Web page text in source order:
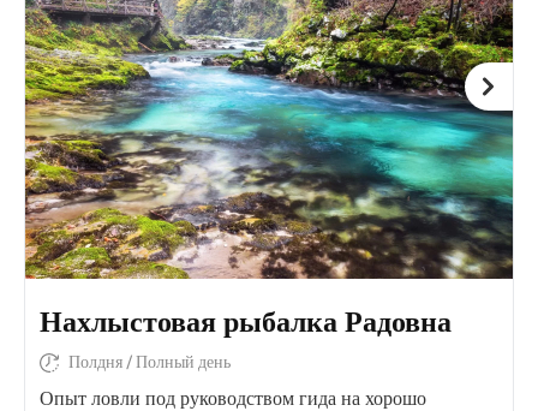
Нахлыстовая рыбалка Радовна
Полдня / Полный день
Опыт ловли под руководством гида на хорошо